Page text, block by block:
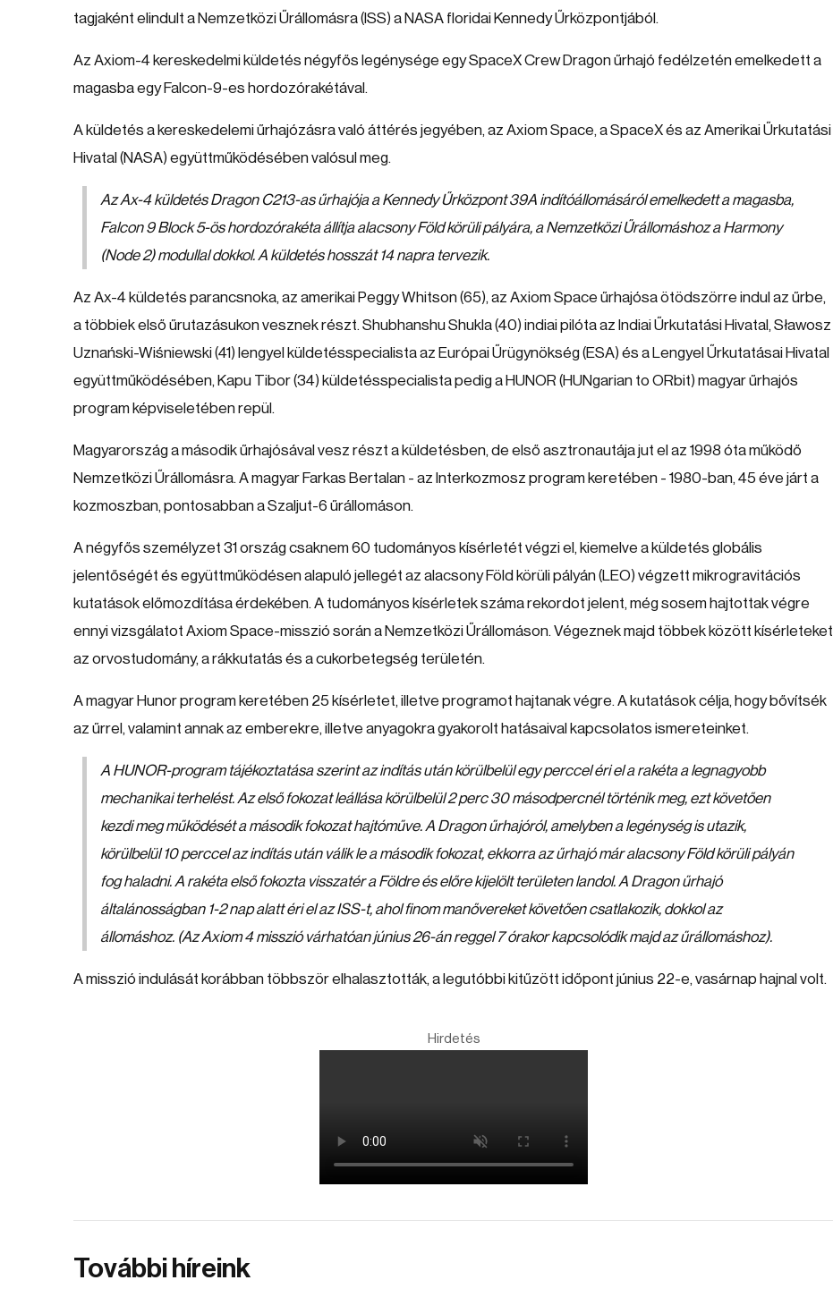
tagjaként elindult a Nemzetközi Űrállomásra (ISS) a NASA floridai Kennedy Űrközpontjából.
Az Axiom-4 kereskedelmi küldetés négyfős legénysége egy SpaceX Crew Dragon űrhajó fedélzetén emelkedett a
magasba egy Falcon-9-es hordozórakétával.
A küldetés a kereskedelemi űrhajózásra való áttérés jegyében, az Axiom Space, a SpaceX és az Amerikai Űrkutatási
Hivatal (NASA) együttműködésében valósul meg.
Az Ax-4 küldetés Dragon C213-as űrhajója a Kennedy Űrközpont 39A indítóállomásáról emelkedett a magasba,
Falcon 9 Block 5-ös hordozórakéta állítja alacsony Föld körüli pályára, a Nemzetközi Űrállomáshoz a Harmony
(Node 2) modullal dokkol. A küldetés hosszát 14 napra tervezik.
Az Ax-4 küldetés parancsnoka, az amerikai Peggy Whitson (65), az Axiom Space űrhajósa ötödszörre indul az űrbe,
a többiek első űrutazásukon vesznek részt. Shubhanshu Shukla (40) indiai pilóta az Indiai Űrkutatási Hivatal, Sławosz
Uznański-Wiśniewski (41) lengyel küldetésspecialista az Európai Űrügynökség (ESA) és a Lengyel Űrkutatásai Hivatal
együttműködésében, Kapu Tibor (34) küldetésspecialista pedig a HUNOR (HUNgarian to ORbit) magyar űrhajós
program képviseletében repül.
Magyarország a második űrhajósával vesz részt a küldetésben, de első asztronautája jut el az 1998 óta működő
Nemzetközi Űrállomásra. A magyar Farkas Bertalan - az Interkozmosz program keretében - 1980-ban, 45 éve járt a
kozmoszban, pontosabban a Szaljut-6 űrállomáson.
A négyfős személyzet 31 ország csaknem 60 tudományos kísérletét végzi el, kiemelve a küldetés globális
jelentőségét és együttműködésen alapuló jellegét az alacsony Föld körüli pályán (LEO) végzett mikrogravitációs
kutatások előmozdítása érdekében. A tudományos kísérletek száma rekordot jelent, még sosem hajtottak végre
ennyi vizsgálatot Axiom Space-misszió során a Nemzetközi Űrállomáson. Végeznek majd többek között kísérleteket
az orvostudomány, a rákkutatás és a cukorbetegség területén.
A magyar Hunor program keretében 25 kísérletet, illetve programot hajtanak végre. A kutatások célja, hogy bővítsék
az űrrel, valamint annak az emberekre, illetve anyagokra gyakorolt hatásaival kapcsolatos ismereteinket.
A HUNOR-program tájékoztatása szerint az indítás után körülbelül egy perccel éri el a rakéta a legnagyobb
mechanikai terhelést. Az első fokozat leállása körülbelül 2 perc 30 másodpercnél történik meg, ezt követően
kezdi meg működését a második fokozat hajtóműve. A Dragon űrhajóról, amelyben a legénység is utazik,
körülbelül 10 perccel az indítás után válik le a második fokozat, ekkorra az űrhajó már alacsony Föld körüli pályán
fog haladni. A rakéta első fokozta visszatér a Földre és előre kijelölt területen landol. A Dragon űrhajó
általánosságban 1-2 nap alatt éri el az ISS-t, ahol finom manővereket követően csatlakozik, dokkol az
állomáshoz. (Az Axiom 4 misszió várhatóan június 26-án reggel 7 órakor kapcsolódik majd az űrállomáshoz).
A misszió indulását korábban többször elhalasztották, a legutóbbi kitűzött időpont június 22-e, vasárnap hajnal volt.
Hirdetés
További híreink